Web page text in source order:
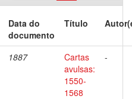
Data do
documento
Título
1887
Cartas
avulsas:
1550-
1568
-